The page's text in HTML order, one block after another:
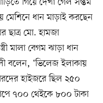
মেশিনে ধান মাড়াই করছেন
ছাত্র মো. হামজা
মালা বেগম ঝাড়া ধান
বলেন, ‘ভিলেজ ইলাকায়
হাইজরে ছিল ২৫০
৭০০ থেইকে ৮০০ টাকা